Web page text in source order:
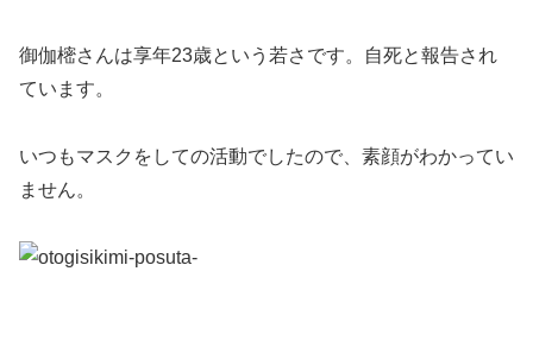
御伽樒さんは享年23歳という若さです。自死と報告され
ています。
いつもマスクをしての活動でしたので、素顔がわかってい
ません。